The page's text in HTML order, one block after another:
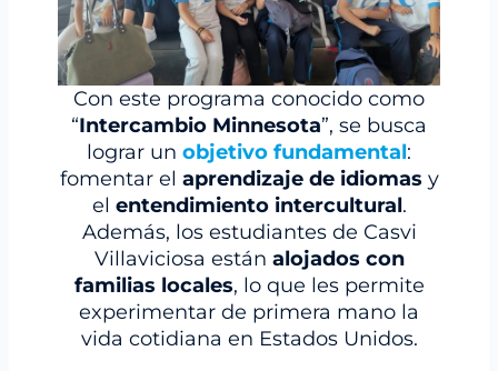
Con este programa conocido como
“Intercambio Minnesota”, se busca
lograr un objetivo fundamental:
fomentar el aprendizaje de idiomas y
el entendimiento intercultural.
Además, los estudiantes de Casvi
Villaviciosa están alojados con
familias locales, lo que les permite
experimentar de primera mano la
vida cotidiana en Estados Unidos.